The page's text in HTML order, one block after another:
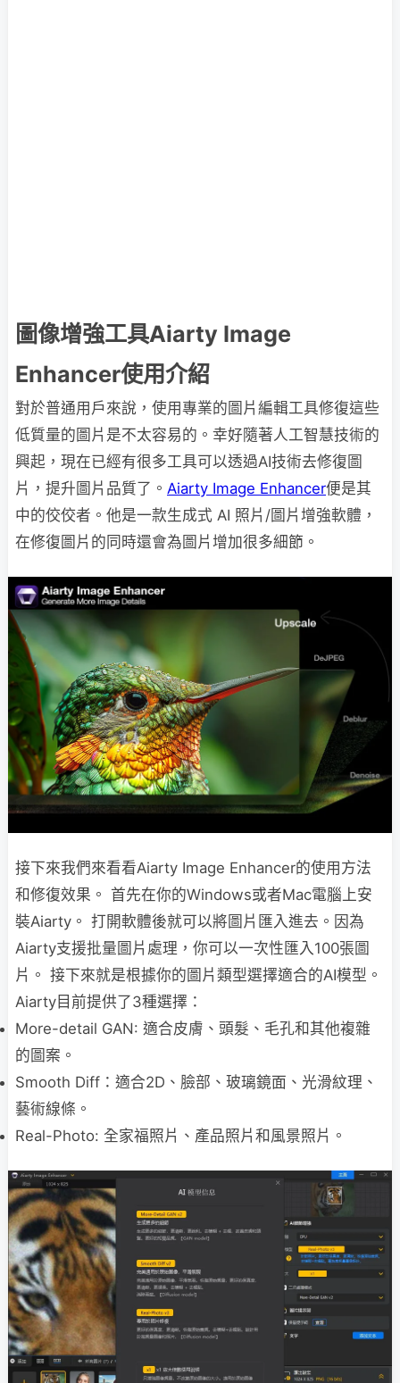
圖像增強工具Aiarty Image
Enhancer使用介紹
對於普通用戶來說，使用專業的圖片編輯工具修復這些
低質量的圖片是不太容易的。幸好隨著人工智慧技術的
興起，現在已經有很多工具可以透過AI技術去修復圖
片，提升圖片品質了。 Aiarty Image Enhancer便是其
中的佼佼者。他是一款生成式 AI 照片/圖片增強軟體，
在修復圖片的同時還會為圖片增加很多細節。
接下來我們來看看Aiarty Image Enhancer的使用方法
和修復效果。 首先在你的Windows或者Mac電腦上安
裝Aiarty。 打開軟體後就可以將圖片匯入進去。因為
Aiarty支援批量圖片處理，你可以一次性匯入100張圖
片。 接下來就是根據你的圖片類型選擇適合的AI模型。
Aiarty目前提供了3種選擇：
More-detail GAN: 適合皮膚、頭髮、毛孔和其他複雜
的圖案。
Smooth Diff：適合2D、臉部、玻璃鏡面、光滑紋理、
藝術線條。
Real-Photo: 全家福照片、產品照片和風景照片。